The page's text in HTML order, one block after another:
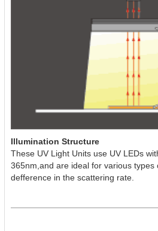
Illumination Structure
These UV Light Units use UV LEDs
365nm,and are ideal for various
defference in the scattering rate.